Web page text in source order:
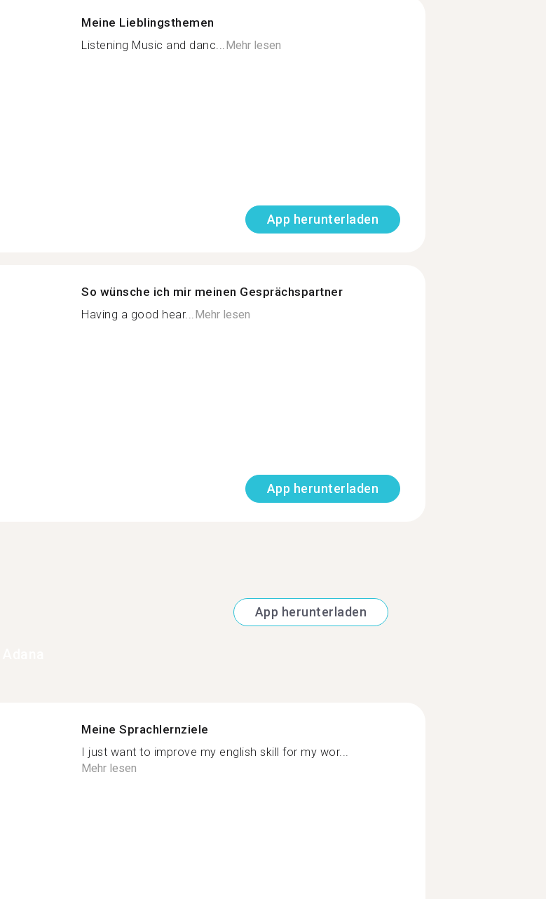
Meine Lieblingsthemen
Listening Music and danc...Mehr lesen
App herunterladen
So wünsche ich mir meinen Gesprächspartner
Having a good hear...Mehr lesen
App herunterladen
App herunterladen
Meine Sprachlernziele
I just want to improve my english skill for my wor...
Mehr lesen